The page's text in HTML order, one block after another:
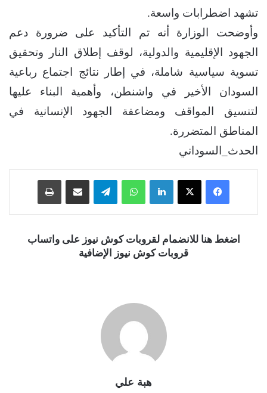
تشهد اضطرابات واسعة.
وأوضحت الوزارة أنه تم التأكيد على ضرورة دعم
الجهود الإقليمية والدولية، لوقف إطلاق النار وتحقيق
تسوية سياسية شاملة، في إطار نتائج اجتماع رباعية
السودان الأخير في واشنطن، وأهمية البناء عليها
لتنسيق المواقف ومضاعفة الجهود الإنسانية في
المناطق المتضررة.
الحدث_السوداني
فيسبوك ‫X لينكدإن واتساب تيلقرام
اضغط هنا للانضمام لقروبات كوش نيوز على واتساب
قروبات كوش نيوز الإضافية
هبة علي